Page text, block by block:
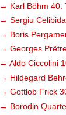
→ Karl Böhm 40.
→ Sergiu
→ Boris
→ Georges
→ Aldo Ciccolini
→ Hildegard
→ Gottlob Frick
→ Borodin